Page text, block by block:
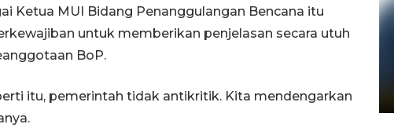
Ketua MUI Bidang Penanggulangan Bencana itu
untuk memberikan penjelasan secara utuh
BoP.
itu, pemerintah tidak antikritik. Kita mendengarkan
1 Juni 2026 05:47